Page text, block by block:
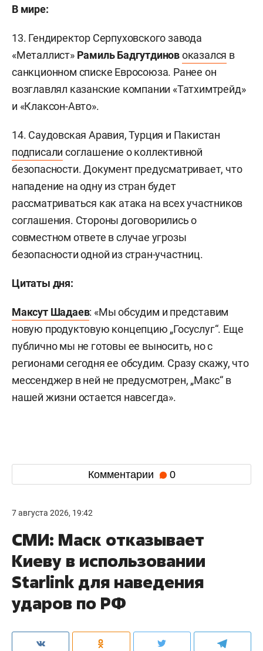
В мире:
13. Гендиректор Серпуховского завода
«Металлист» Рамиль Бадгутдиновоказался в
санкционном списке Евросоюза. Ранее он
возглавлял казанские компании «Татхимтрейд»
и «Клаксон-Авто».
14. Саудовская Аравия, Турция и Пакистан
подписали соглашение о коллективной
безопасности. Документ предусматривает, что
нападение на одну из стран будет
рассматриваться как атака на всех участников
соглашения. Стороны договорились о
совместном ответе в случае угрозы
безопасности одной из стран-участниц.
Цитаты дня:
Максут Шадаев: «Мы обсудим и представим
новую продуктовую концепцию „Госуслуг“. Еще
публично мы не готовы ее выносить, но с
регионами сегодня ее обсудим. Сразу скажу, что
мессенджер в ней не предусмотрен, „Макс“ в
нашей жизни остается навсегда».
Комментарии 0
7 августа 2026, 19:42
СМИ: Маск отказывает
Киеву в использовании
Starlink для наведения
ударов по РФ